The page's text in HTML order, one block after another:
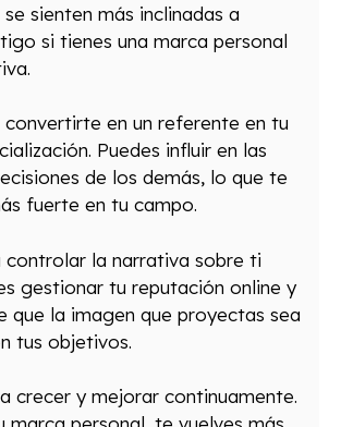
sienten más inclinadas a
si tienes una marca personal
convertirte en un referente en tu
Puedes influir en las
de los demás, lo que te
fuerte en tu campo.
controlar la narrativa sobre ti
gestionar tu reputación online y
que la imagen que proyectas sea
tus objetivos.
crecer y mejorar continuamente.